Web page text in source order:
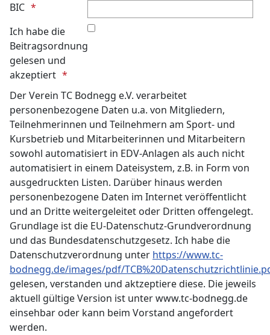
BIC
Ich habe die
Beitragsordnung
gelesen und
akzeptiert
Der Verein TC Bodnegg e.V. verarbeitet
personenbezogene Daten u.a. von Mitgliedern,
Teilnehmerinnen und Teilnehmern am Sport- und
Kursbetrieb und Mitarbeiterinnen und Mitarbeitern
sowohl automatisiert in EDV-Anlagen als auch nicht
automatisiert in einem Dateisystem, z.B. in Form von
ausgedruckten Listen. Darüber hinaus werden
personenbezogene Daten im Internet veröffentlicht
und an Dritte weitergeleitet oder Dritten offengelegt.
Grundlage ist die EU-Datenschutz-Grundverordnung
und das Bundesdatenschutzgesetz. Ich habe die
Datenschutzverordnung unter https://www.tc-
bodnegg.de/images/pdf/
gelesen, verstanden und aktzeptiere diese. Die jeweils
aktuell gültige Version ist unter www.tc-bodnegg.de
einsehbar oder kann beim Vorstand angefordert
werden.